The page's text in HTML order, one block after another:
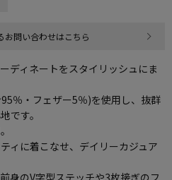
お問い合わせはこちら
ディネートをスタイリッシュにま
％・フェザー5％)を使用し、抜群
です。
ィに着こなせ、デイリーカジュア